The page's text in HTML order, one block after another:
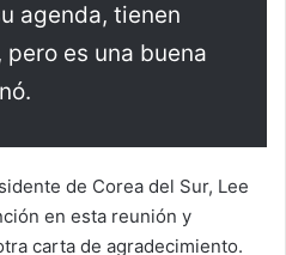
agenda, tienen
es una buena
de Corea del Sur, Lee
en esta reunión y
carta de agradecimiento.